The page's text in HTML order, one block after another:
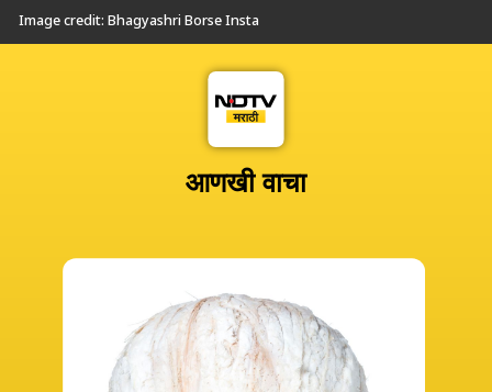
Image credit: Bhagyashri Borse Insta
आणखी वाचा